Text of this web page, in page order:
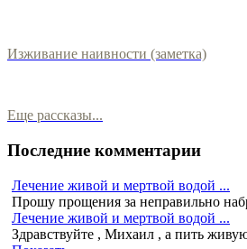
Изживание наивности (заметка)
Еще рассказы...
Последние комментарии
Лечение живой и мертвой водой ...
Прошу прощения за неправильно
Лечение живой и мертвой водой ...
Здравствуйте , Михаил , а пить